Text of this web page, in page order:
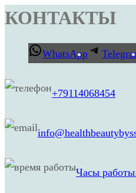
КОНТАКТЫ
WhatsApp
+79114068454
Часы